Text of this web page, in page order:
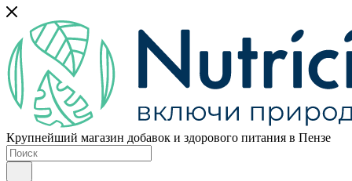
Крупнейший магазин добавок и здорового питания в Пензе